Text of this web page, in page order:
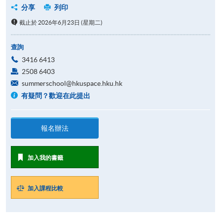
分享 列印
截止於 2026年6月23日 (星期二)
查詢
3416 6413
2508 6403
summerschool@hkuspace.hku.hk
有疑問？歡迎在此提出
報名辦法
加入我的書籤
加入課程比較